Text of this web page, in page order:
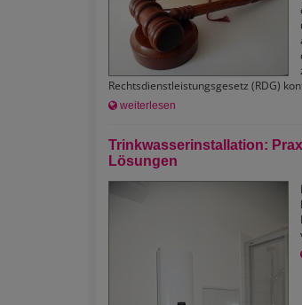
Rechtsdienstleistungsgesetz (RDG)
weiterlesen
Trinkwasserinstallation:
Lösungen